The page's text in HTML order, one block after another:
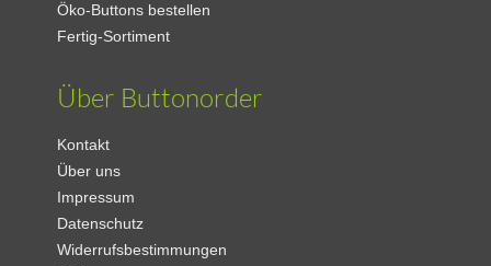
Öko-Buttons bestellen
Fertig-Sortiment
Über Buttonorder
Kontakt
Über uns
Impressum
Datenschutz
Widerrufsbestimmungen